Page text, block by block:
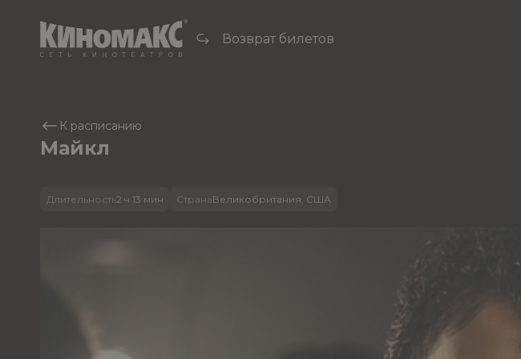
Возврат билетов
К расписанию
Майкл
Длительность2 ч 13 мин СтранаВеликобритания, США